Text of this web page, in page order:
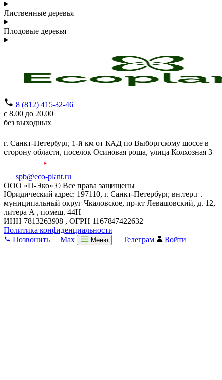
Лиственные деревья
Плодовые деревья
8 (812) 415-82-46
с 8.00 до 20.00
без выходных
г. Санкт-Петербург, 1-й км от КАД по Выборгскому шоссе в
сторону области, поселок Осиновая роща, улица Колхозная 3
spb@eco-plant.ru
ООО «П-Эко» © Все права защищены
Юридический адрес: 197110, г. Санкт-Петербург, вн.тер.г .
муниципальный округ Чкаловское, пр-кт Левашовский, д. 12,
литера А , помещ. 44Н
ИНН 7813263908 , ОГРН 1167847422632
Политика конфиденциальности
Позвонить
Max Меню Телеграм Войти